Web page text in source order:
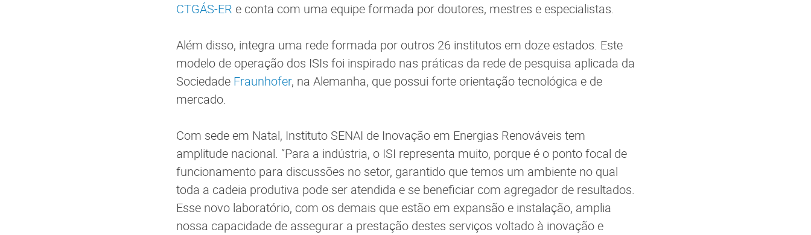
CTGÁS-ER e conta com uma equipe formada por doutores, mestres e especialistas.
Além disso, integra uma rede formada por outros 26 institutos em doze estados. Este
modelo de operação dos ISIs foi inspirado nas práticas da rede de pesquisa aplicada da
Sociedade Fraunhofer, na Alemanha, que possui forte orientação tecnológica e de
mercado.
Com sede em Natal, Instituto SENAI de Inovação em Energias Renováveis tem
amplitude nacional. “Para a indústria, o ISI representa muito, porque é o ponto focal de
funcionamento para discussões no setor, garantido que temos um ambiente no qual
toda a cadeia produtiva pode ser atendida e se beneficiar com agregador de resultados.
Esse novo laboratório, com os demais que estão em expansão e instalação, amplia
nossa capacidade de assegurar a prestação destes serviços voltado à inovação e